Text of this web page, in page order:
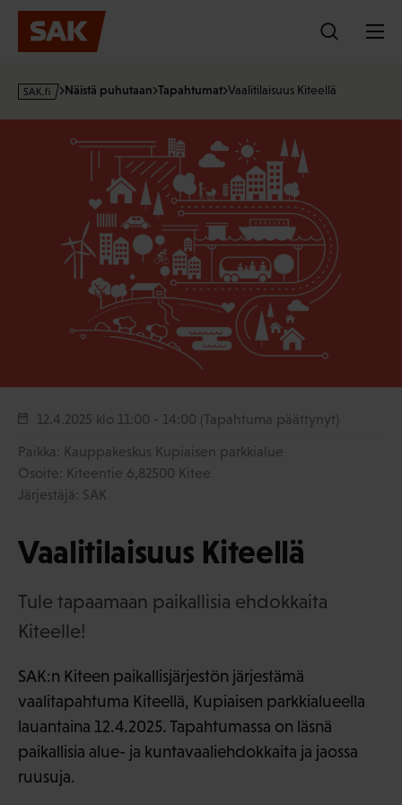
Hyppää
sisältöön
s
Näistä puhutaan Tapahtumat Vaalitilaisuus Kiteellä
12.4.2025 klo 11:00 - 14:00 (Tapahtuma päättynyt)
Paikka: Kauppakeskus Kupiaisen parkkialue
Osoite: Kiteentie 6,82500 Kitee
Järjestäjä: SAK
Vaalitilaisuus Kiteellä
Tule tapaamaan paikallisia ehdokkaita
Kiteelle!
SAK:n Kiteen paikallisjärjestön järjestämä
vaalitapahtuma Kiteellä, Kupiaisen parkkialueella
lauantaina 12.4.2025. Tapahtumassa on läsnä
paikallisia alue- ja kuntavaaliehdokkaita ja jaossa
ruusuja.